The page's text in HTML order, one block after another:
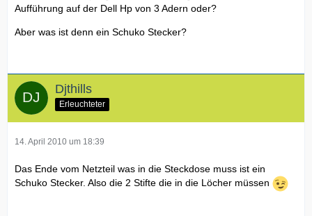
Aufführung auf der Dell Hp von 3 Adern oder?
Aber was ist denn ein Schuko Stecker?
Djthills
Erleuchteter
14. April 2010 um 18:39
Das Ende vom Netzteil was in die Steckdose muss ist ein
Schuko Stecker. Also die 2 Stifte die in die Löcher müssen